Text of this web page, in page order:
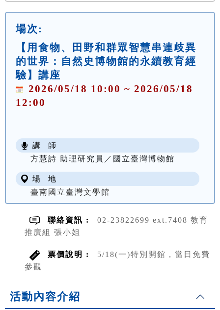
場次:
【用食物、田野和群眾智慧串連歧異
的世界：自然史博物館的永續教育經
驗】講座
2026/05/18 10:00 ~ 2026/05/18
12:00
講 師
方慧詩 助理研究員／國立臺灣博物館
場 地
臺南國立臺灣文學館
聯絡資訊 :
02-23822699 ext.7408 教育
推廣組 張小姐
票價說明 :
5/18(一)特別開館，當日免費
參觀
活動內容介紹